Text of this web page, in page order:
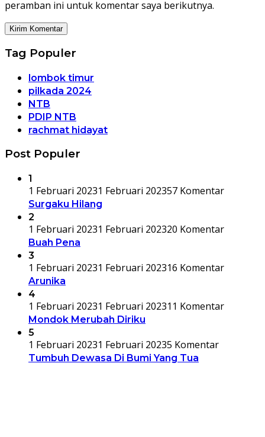
peramban ini untuk komentar saya berikutnya.
Tag Populer
lombok timur
pilkada 2024
NTB
PDIP NTB
rachmat hidayat
Post Populer
1
1 Februari 20231 Februari 202357 Komentar
Surgaku Hilang
2
1 Februari 20231 Februari 202320 Komentar
Buah Pena
3
1 Februari 20231 Februari 202316 Komentar
Arunika
4
1 Februari 20231 Februari 202311 Komentar
Mondok Merubah Diriku
5
1 Februari 20231 Februari 20235 Komentar
Tumbuh Dewasa Di Bumi Yang Tua